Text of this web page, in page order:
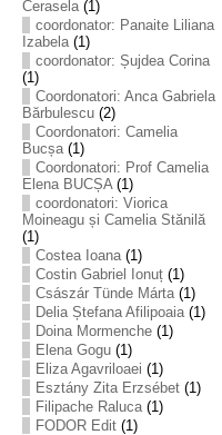
Cerasela(1)
coordonator: Panaite Liliana
Izabela(1)
coordonator: Șujdea Corina
(1)
Coordonatori: Anca Gabriela
Bărbulescu(2)
Coordonatori: Camelia
Bucșa(1)
Coordonatori: Prof Camelia
Elena BUCȘA(1)
coordonatori: Viorica
Moineagu și Camelia Stănilă
(1)
Costea Ioana(1)
Costin Gabriel Ionuț(1)
Császár Tünde Márta(1)
Delia Ștefana Afilipoaia(1)
Doina Mormenche(1)
Elena Gogu(1)
Eliza Agavriloaei (1)
Esztány Zita Erzsébet(1)
Filipache Raluca(1)
FODOR Edit(1)